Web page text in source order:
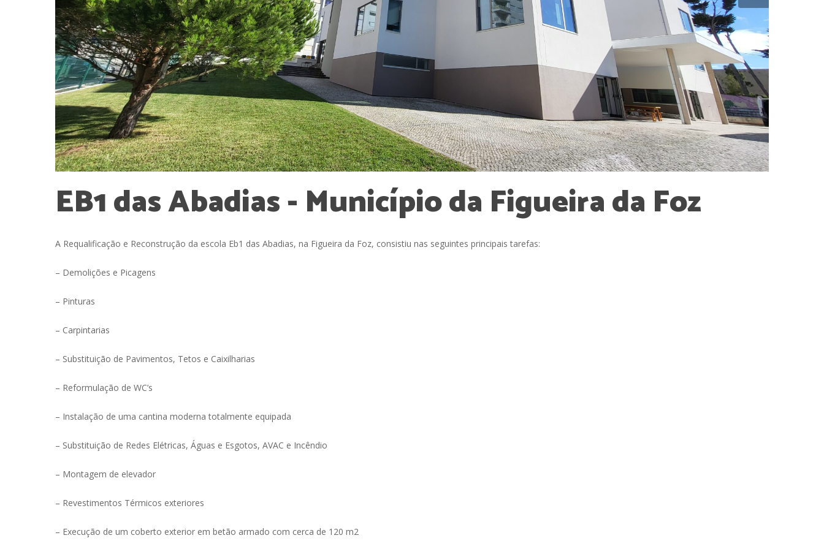
EB1dasAbadias- Municípioda Figueirada Foz
A Requalificação e Reconstrução da escola Eb1 das Abadias, na Figueira da Foz, consistiu nas seguintes principais tarefas:
– Demolições e Picagens
– Pinturas
– Carpintarias
– Substituição de Pavimentos, Tetos e Caixilharias
– Reformulação de WC’s
– Instalação de uma cantina moderna totalmente equipada
– Substituição de Redes Elétricas, Águas e Esgotos, AVAC e Incêndio
– Montagem de elevador
– Revestimentos Térmicos exteriores
– Execução de um coberto exterior em betão armado com cerca de 120 m2